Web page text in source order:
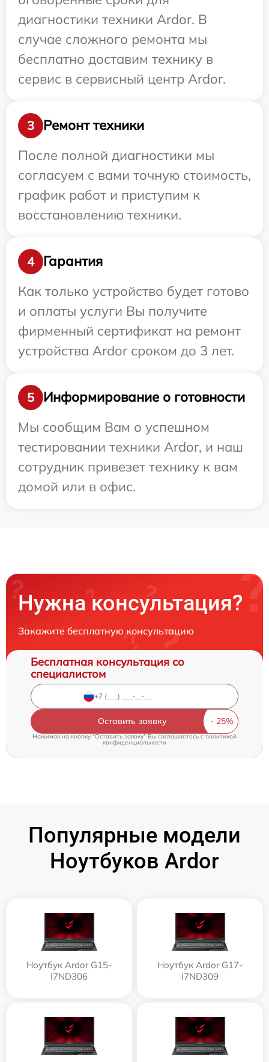
диагностики техники Ardor. В
случае сложного ремонта мы
бесплатно доставим технику в
сервис в сервисный центр Ardor.
3
Ремонт техники
После полной диагностики мы
согласуем с вами точную стоимость,
график работ и приступим к
восстановлению техники.
4
Гарантия
Как только устройство будет готово
и оплаты услуги Вы получите
фирменный сертификат на ремонт
устройства Ardor сроком до 3 лет.
5
Информирование о готовности
Мы сообщим Вам о успешном
тестировании техники Ardor, и наш
сотрудник привезет технику к вам
домой или в офис.
Нужна консультация?
Закажите бесплатную консультацию
Бесплатная консультация со
специалистом
Оставить заявку
Нажимая на кнопку "Оставить заявку" Вы соглашаетесь cполитикой
конфиденциальности
Популярные модели
Ноутбуков Ardor
Ноутбук Ardor G15-
I7ND306
Ноутбук Ardor G17-
I7ND309